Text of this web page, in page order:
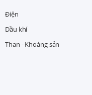
Điện
Dầu khí
Than - Khoáng sản